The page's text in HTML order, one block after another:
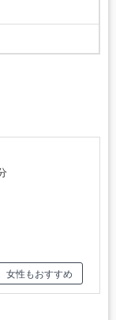
女性もおすすめ